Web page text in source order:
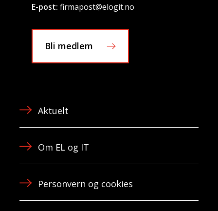
E-post: firmapost@elogit.no
Bli medlem
Aktuelt
Om EL og IT
Personvern og cookies